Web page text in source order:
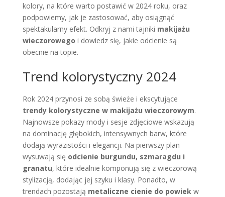
kolory, na które warto postawić w 2024 roku, oraz
podpowiemy, jak je zastosować, aby osiągnąć
spektakularny efekt. Odkryj z nami tajniki makijażu
wieczorowego i dowiedz się, jakie odcienie są
obecnie na topie.
Trend kolorystyczny 2024
Rok 2024 przynosi ze sobą świeże i ekscytujące
trendy kolorystyczne w makijażu wieczorowym.
Najnowsze pokazy mody i sesje zdjęciowe wskazują
na dominację głębokich, intensywnych barw, które
dodają wyrazistości i elegancji. Na pierwszy plan
wysuwają się odcienie burgundu, szmaragdu i
granatu, które idealnie komponują się z wieczorową
stylizacją, dodając jej szyku i klasy. Ponadto, w
trendach pozostają metaliczne cienie do powiek w